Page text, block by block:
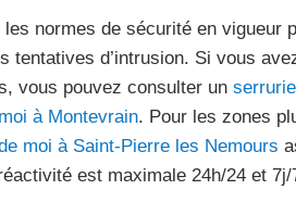
les normes de sécurité en vigueur
tentatives d’intrusion. Si vous
vous pouvez consulter un
à Montevrain. Pour les zones
moi à Saint-Pierre les Nemours
est maximale 24h/24 et 7j/